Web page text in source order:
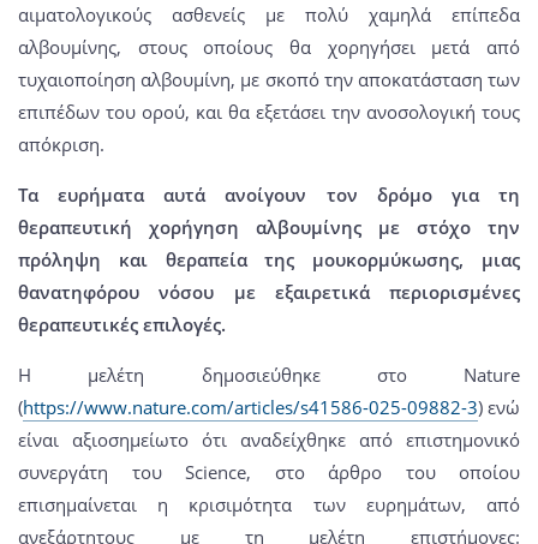
αιματολογικούς ασθενείς με πολύ χαμηλά επίπεδα
αλβουμίνης, στους οποίους θα χορηγήσει μετά από
τυχαιοποίηση αλβουμίνη, με σκοπό την αποκατάσταση των
επιπέδων του ορού, και θα εξετάσει την ανοσολογική τους
απόκριση.
Τα ευρήματα αυτά ανοίγουν τον δρόμο για τη
θεραπευτική χορήγηση αλβουμίνης με στόχο την
πρόληψη και θεραπεία της μουκορμύκωσης, μιας
θανατηφόρου νόσου με εξαιρετικά περιορισμένες
θεραπευτικές επιλογές.
Η μελέτη δημοσιεύθηκε στο Nature
(https://www.nature.com/articles/s41586-025-09882-3) ενώ
είναι αξιοσημείωτο ότι αναδείχθηκε από επιστημονικό
συνεργάτη του Science, στο άρθρο του οποίου
επισημαίνεται η κρισιμότητα των ευρημάτων, από
ανεξάρτητους με τη μελέτη επιστήμονες: